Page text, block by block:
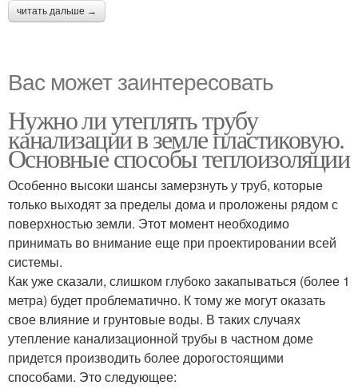
читать дальше →
Вас может заинтересовать
Нужно ли утеплять трубу
канализации в земле пластиковую.
Основные способы теплоизоляции
Особенно высоки шансы замерзнуть у труб, которые
только выходят за пределы дома и проложены рядом с
поверхностью земли. Этот момент необходимо
принимать во внимание еще при проектировании всей
системы.
Как уже сказали, слишком глубоко закапываться (более 1
метра) будет проблематично. К тому же могут оказать
свое влияние и грунтовые воды. В таких случаях
утепление канализационной трубы в частном доме
придется производить более дорогостоящими
способами. Это следующее: